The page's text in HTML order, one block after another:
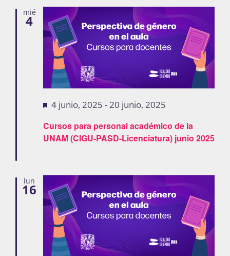
mié
4
Cursos para personal académico de la
UNAM (CIGU-PASD-Licenciatura) junio 2025
Destacadas
4 junio, 2025 -20 junio, 2025
lun
16